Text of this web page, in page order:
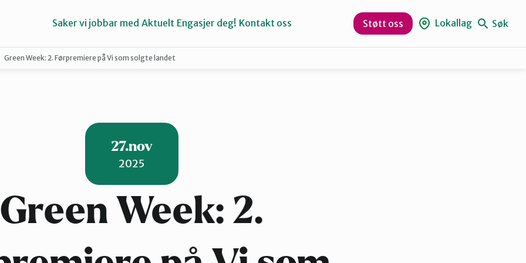
Saker vi jobbar med Aktuelt Engasjer deg! Kontakt oss Støtt oss Lokallag Søk
Green Week: 2. Førpremiere på Vi som solgte landet
27.nov
2025
Green Week: 2.